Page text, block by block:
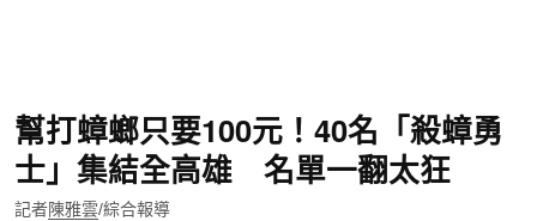
幫打蟑螂只要100元！40名「殺蟑勇
士」集結全高雄 名單一翻太狂
記者陳雅雲/綜合報導